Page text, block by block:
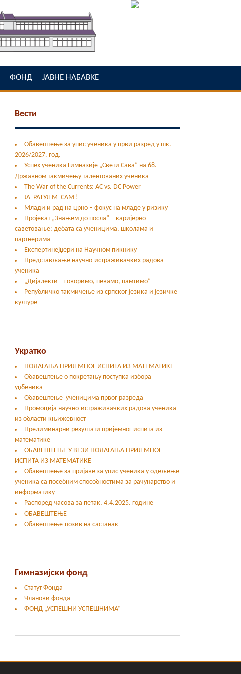
ФОНД ЈАВНЕ НАБАВКЕ
Вести
Обавештење за упис ученика у први разред у шк.
2026/2027. год.
Успех ученика Гимназије „Свети Сава“ на 68.
Државном такмичењу талентованих ученика
The War of the Currents: AC vs. DC Power
ЈА РАТУЈЕМ САМ !
Млади и рад на црно – фокус на младе у ризику
Пројекат „Знањем до посла“ – каријерно
саветовање: дебата са ученицима, школама и
партнерима
Експертинејџери на Научном пикнику
Представљање научно-истраживачких радова
ученика
„Дијалекти – говоримо, певамо, памтимо“
Републичко такмичење из српског језика и језичке
културе
Укратко
ПОЛАГАЊА ПРИЈЕМНОГ ИСПИТА ИЗ МАТЕМАТИКЕ
Обавештење о покретању поступка избора
уџбеника
Обавештење ученицима првог разреда
Промоција научно-истраживачких радова ученика
из области књижевност
Прелиминарни резултати пријемног испита из
математике
ОБАВЕШТЕЊЕ У ВЕЗИ ПОЛАГАЊА ПРИЈЕМНОГ
ИСПИТА ИЗ МАТЕМАТИКЕ
Oбавештење за пријаве за упис ученика у одељење
ученика са посебним способностима за рачунарство и
информатику
Распоред часова за петак, 4.4.2025. године
ОБАВЕШТЕЊЕ
Обавештење-позив на састанак
Гимназијски фонд
Статут Фонда
Чланови фонда
ФОНД „УСПЕШНИ УСПЕШНИМА“